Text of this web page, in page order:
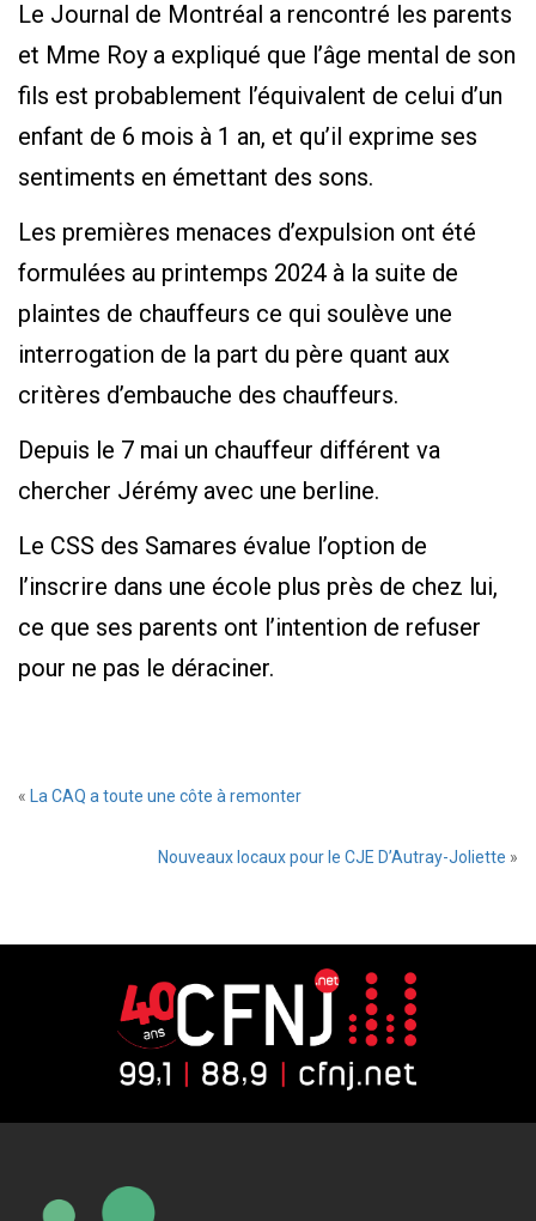
Le Journal de Montréal a rencontré les parents
et Mme Roy a expliqué que l’âge mental de son
fils est probablement l’équivalent de celui d’un
enfant de 6 mois à 1 an, et qu’il exprime ses
sentiments en émettant des sons.
Les premières menaces d’expulsion ont été
formulées au printemps 2024 à la suite de
plaintes de chauffeurs ce qui soulève une
interrogation de la part du père quant aux
critères d’embauche des chauffeurs.
Depuis le 7 mai un chauffeur différent va
chercher Jérémy avec une berline.
Le CSS des Samares évalue l’option de
l’inscrire dans une école plus près de chez lui,
ce que ses parents ont l’intention de refuser
pour ne pas le déraciner.
« La CAQ a toute une côte à remonter
Nouveaux locaux pour le CJE D’Autray-Joliette »